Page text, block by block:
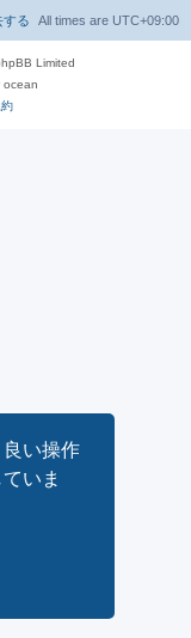
い操作
いま
All times are UTC+09:00
する
Limited
ocean